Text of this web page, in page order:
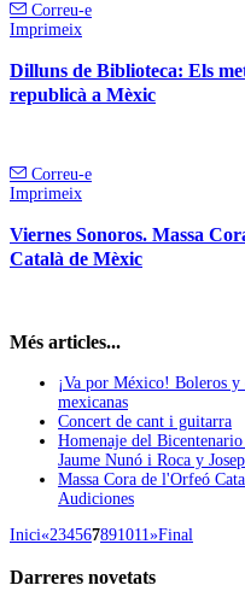
Correu-e
Imprimeix
Dilluns de Biblioteca: Els
republicà a Mèxic
Correu-e
Imprimeix
Viernes Sonoros. Massa
Català de Mèxic
Més articles...
¡Va por México! Boleros y
mexicanas
Concert de cant i guitarra
Homenaje del
Jaume Nunó i Roca y
Massa Cora de l'Orfeó
Audiciones
Inici«234567891011»Final
Darreres novetats